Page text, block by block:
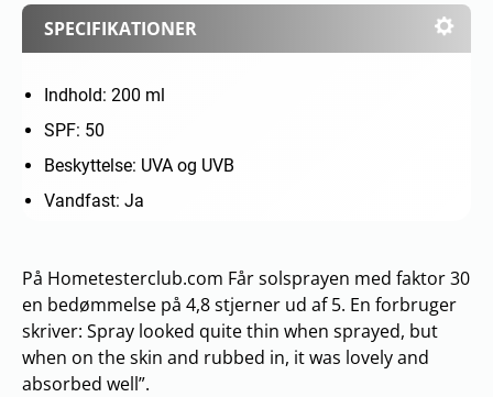
SPECIFIKATIONER
Indhold: 200 ml
SPF: 50
Beskyttelse: UVA og UVB
Vandfast: Ja
På Hometesterclub.com Får solsprayen med faktor 30
en bedømmelse på 4,8 stjerner ud af 5. En forbruger
skriver: Spray looked quite thin when sprayed, but
when on the skin and rubbed in, it was lovely and
absorbed well”.